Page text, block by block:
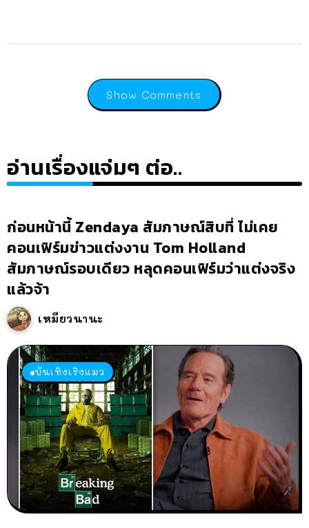
Show Comments
อ่านเรื่องแจ่มๆ ต่อ..
ก่อนหน้านี้ Zendaya สัมภาษณ์สิบที่ ไม่เคย
คอนเฟิร์มข่าวแต่งงาน Tom Holland
สัมภาษณ์รอบเดียว หลุดคอนเฟิร์มว่าแต่งจริง
แล้วจ้า
เหมียวนานะ
บันเทิงเริงแมว